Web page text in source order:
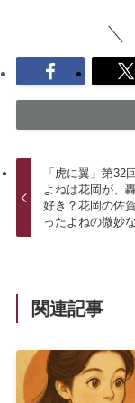
「虎に翼」第32
よねは花岡が、
好き？花岡の佐
ったよねの微妙
関連記事